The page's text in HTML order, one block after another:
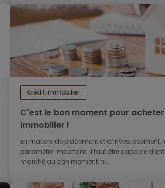
crédit immobilier
C'est le bon moment pour
immobilier !
En matière de placement et d’investissement,
paramètre important. Il faut être capable
marché au bon moment, ni...